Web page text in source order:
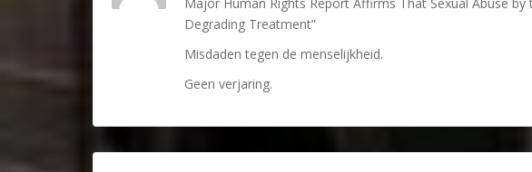
Degrading Treatment”
Misdaden tegen de menselijkheid.
Geen verjaring.